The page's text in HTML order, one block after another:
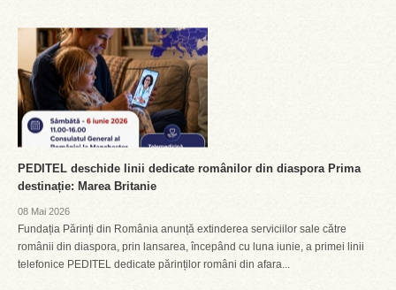
PEDITEL deschide linii dedicate românilor din diaspora Prima
destinație: Marea Britanie
08 Mai 2026
Fundația Părinți din România anunță extinderea serviciilor sale către
românii din diaspora, prin lansarea, începând cu luna iunie, a primei linii
telefonice PEDITEL dedicate părinților români din afara...